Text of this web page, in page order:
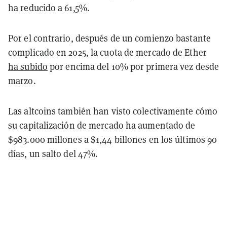
ha reducido a 61,5%.
Por el contrario, después de un comienzo bastante
complicado en 2025, la cuota de mercado de Ether
ha subido por encima del 10% por primera vez desde
marzo.
Las altcoins también han visto colectivamente cómo
su capitalización de mercado ha aumentado de
$983.000 millones a $1,44 billones en los últimos 90
días, un salto del 47%.